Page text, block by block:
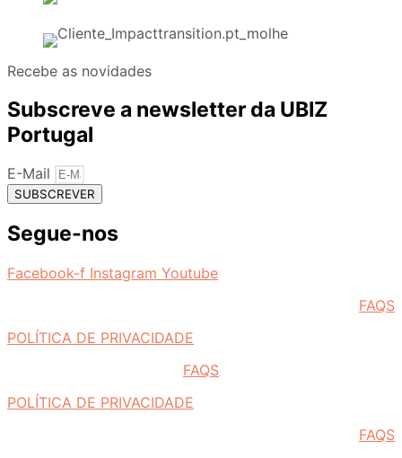
Recebe as novidades
Subscreve a newsletter da UBIZ
Portugal
E-Mail
SUBSCREVER
Segue-nos
Facebook-f Instagram Youtube
FAQS
POLÍTICA DE PRIVACIDADE
FAQS
POLÍTICA DE PRIVACIDADE
FAQS